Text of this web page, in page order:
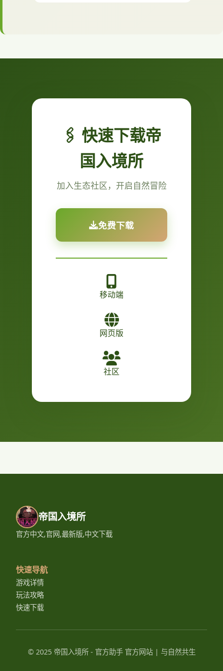
🖇️ 快速下载帝
国入境所
加入生态社区，开启自然冒险
免费下载
移动端
网页版
社区
帝国入境所
官方中文,官网,最新版,中文下载
快速导航
游戏详情
玩法攻略
快速下载
© 2025 帝国入境所 - 官方助手 官方网站 | 与自然共生